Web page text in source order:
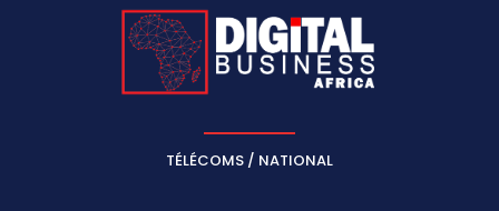
TÉLÉCOMS / NATIONAL